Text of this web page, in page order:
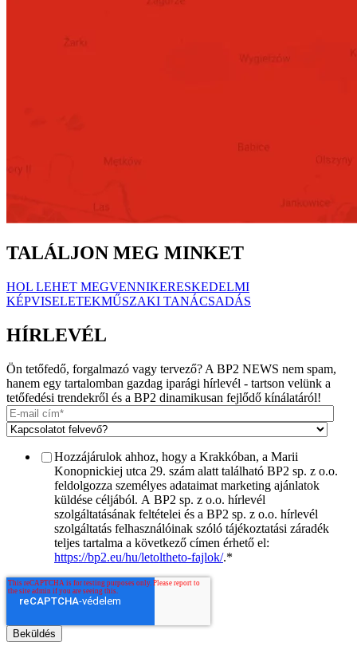
TALÁLJON MEG MINKET
HOL LEHET MEGVENNIKERESKEDELMI
KÉPVISELETEKMŰSZAKI TANÁCSADÁS
HÍRLEVÉL
Ön tetőfedő, forgalmazó vagy tervező? A BP2 NEWS nem spam,
hanem egy tartalomban gazdag iparági hírlevél - tartson velünk a
tetőfedési trendekről és a BP2 dinamikusan fejlődő kínálatáról!
Hozzájárulok ahhoz, hogy a Krakkóban, a Marii
Konopnickiej utca 29. szám alatt található BP2 sp. z o.o.
feldolgozza személyes adataimat marketing ajánlatok
küldése céljából. A BP2 sp. z o.o. hírlevél
szolgáltatásának feltételei és a BP2 sp. z o.o. hírlevél
szolgáltatás felhasználóinak szóló tájékoztatási záradék
teljes tartalma a következő címen érhető el:
https://bp2.eu/hu/letoltheto-fajlok/.*